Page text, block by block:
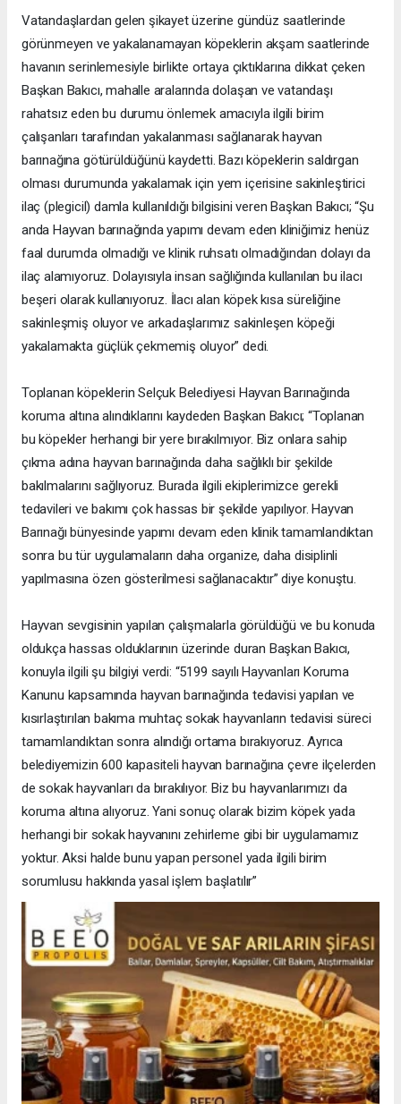
Vatandaşlardan gelen şikayet üzerine gündüz saatlerinde
görünmeyen ve yakalanamayan köpeklerin akşam saatlerinde
havanın serinlemesiyle birlikte ortaya çıktıklarına dikkat çeken
Başkan Bakıcı, mahalle aralarında dolaşan ve vatandaşı
rahatsız eden bu durumu önlemek amacıyla ilgili birim
çalışanları tarafından yakalanması sağlanarak hayvan
barınağına götürüldüğünü kaydetti. Bazı köpeklerin saldırgan
olması durumunda yakalamak için yem içerisine sakinleştirici
ilaç (plegicil) damla kullanıldığı bilgisini veren Başkan Bakıcı; “Şu
anda Hayvan barınağında yapımı devam eden kliniğimiz henüz
faal durumda olmadığı ve klinik ruhsatı olmadığından dolayı da
ilaç alamıyoruz. Dolayısıyla insan sağlığında kullanılan bu ilacı
beşeri olarak kullanıyoruz. İlacı alan köpek kısa süreliğine
sakinleşmiş oluyor ve arkadaşlarımız sakinleşen köpeği
yakalamakta güçlük çekmemiş oluyor” dedi.
Toplanan köpeklerin Selçuk Belediyesi Hayvan Barınağında
koruma altına alındıklarını kaydeden Başkan Bakıcı; “Toplanan
bu köpekler herhangi bir yere bırakılmıyor. Biz onlara sahip
çıkma adına hayvan barınağında daha sağlıklı bir şekilde
bakılmalarını sağlıyoruz. Burada ilgili ekiplerimizce gerekli
tedavileri ve bakımı çok hassas bir şekilde yapılıyor. Hayvan
Barınağı bünyesinde yapımı devam eden klinik tamamlandıktan
sonra bu tür uygulamaların daha organize, daha disiplinli
yapılmasına özen gösterilmesi sağlanacaktır” diye konuştu.
Hayvan sevgisinin yapılan çalışmalarla görüldüğü ve bu konuda
oldukça hassas olduklarının üzerinde duran Başkan Bakıcı,
konuyla ilgili şu bilgiyi verdi: “5199 sayılı Hayvanları Koruma
Kanunu kapsamında hayvan barınağında tedavisi yapılan ve
kısırlaştırılan bakıma muhtaç sokak hayvanların tedavisi süreci
tamamlandıktan sonra alındığı ortama bırakıyoruz. Ayrıca
belediyemizin 600 kapasiteli hayvan barınağına çevre ilçelerden
de sokak hayvanları da bırakılıyor. Biz bu hayvanlarımızı da
koruma altına alıyoruz. Yani sonuç olarak bizim köpek yada
herhangi bir sokak hayvanını zehirleme gibi bir uygulamamız
yoktur. Aksi halde bunu yapan personel yada ilgili birim
sorumlusu hakkında yasal işlem başlatılır”